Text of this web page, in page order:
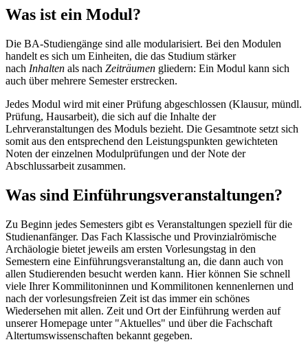
Was ist ein Modul?
Die BA-Studiengänge sind alle modularisiert. Bei den Modulen
handelt es sich um Einheiten, die das Studium stärker
nach Inhalten als nach Zeiträumen gliedern: Ein Modul kann sich
auch über mehrere Semester erstrecken.
Jedes Modul wird mit einer Prüfung abgeschlossen (Klausur, mündl.
Prüfung, Hausarbeit), die sich auf die Inhalte der
Lehrveranstaltungen des Moduls bezieht. Die Gesamtnote setzt sich
somit aus den entsprechend den Leistungspunkten gewichteten
Noten der einzelnen Modulprüfungen und der Note der
Abschlussarbeit zusammen.
Was sind Einführungsveranstaltungen?
Zu Beginn jedes Semesters gibt es Veranstaltungen speziell für die
Studienanfänger. Das Fach Klassische und Provinzialrömische
Archäologie bietet jeweils am ersten Vorlesungstag in den
Semestern eine Einführungsveranstaltung an, die dann auch von
allen Studierenden besucht werden kann. Hier können Sie schnell
viele Ihrer Kommilitoninnen und Kommilitonen kennenlernen und
nach der vorlesungsfreien Zeit ist das immer ein schönes
Wiedersehen mit allen. Zeit und Ort der Einführung werden auf
unserer Homepage unter "Aktuelles" und über die Fachschaft
Altertumswissenschaften bekannt gegeben.